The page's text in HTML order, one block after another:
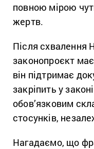
повною мірою
жертв.
Після схвалення
законопроєкт
він підтримає
закріпить у
обов’язковим
стосунків,
Нагадаємо, що